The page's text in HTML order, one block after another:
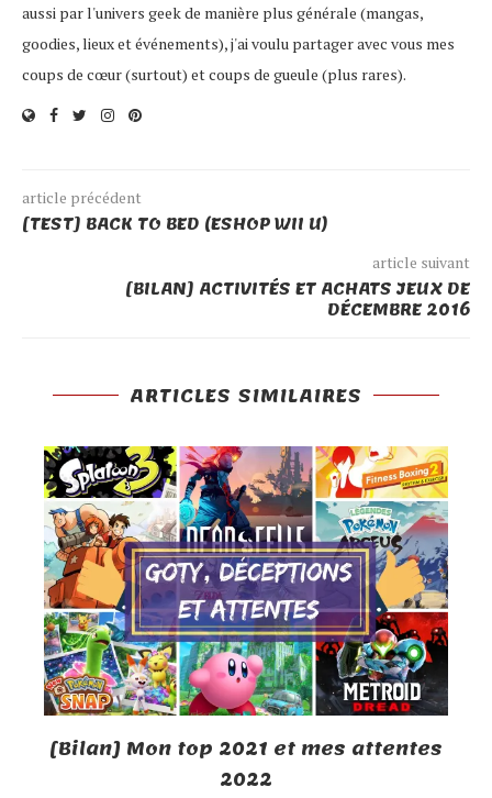
aussi par l'univers geek de manière plus générale (mangas,
goodies, lieux et événements), j'ai voulu partager avec vous mes
coups de cœur (surtout) et coups de gueule (plus rares).
article précédent
[TEST] BACK TO BED (ESHOP WII U)
article suivant
[BILAN] ACTIVITÉS ET ACHATS JEUX DE
DÉCEMBRE 2016
ARTICLES SIMILAIRES
[Bilan] Mon top 2021 et mes attentes
2022